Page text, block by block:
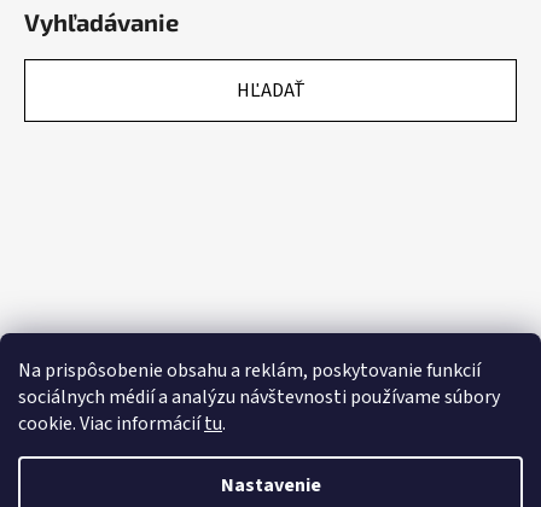
Na prispôsobenie obsahu a reklám, poskytovanie funkcií
sociálnych médií a analýzu návštevnosti používame súbory
cookie. Viac informáciítu.
Nastavenie
Vyhľadávanie
HĽADAŤ